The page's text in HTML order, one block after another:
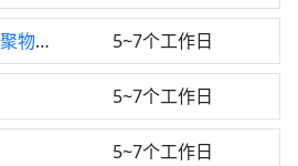
聚异戊二烯-丙烯腈共聚物检测 5~7个工作日
5~7个工作日
5~7个工作日